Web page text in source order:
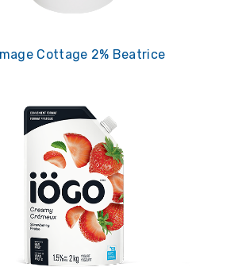
Cottage 2% Beatrice